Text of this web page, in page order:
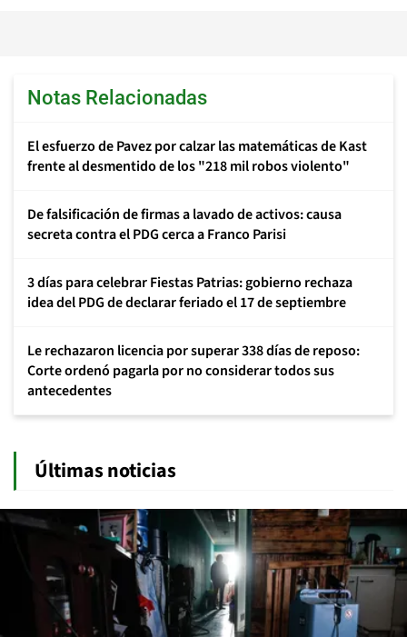
Notas Relacionadas
El esfuerzo de Pavez por calzar las matemáticas de Kast
frente al desmentido de los "218 mil robos violento"
De falsificación de firmas a lavado de activos: causa
secreta contra el PDG cerca a Franco Parisi
3 días para celebrar Fiestas Patrias: gobierno rechaza
idea del PDG de declarar feriado el 17 de septiembre
Le rechazaron licencia por superar 338 días de reposo:
Corte ordenó pagarla por no considerar todos sus
antecedentes
Últimas noticias